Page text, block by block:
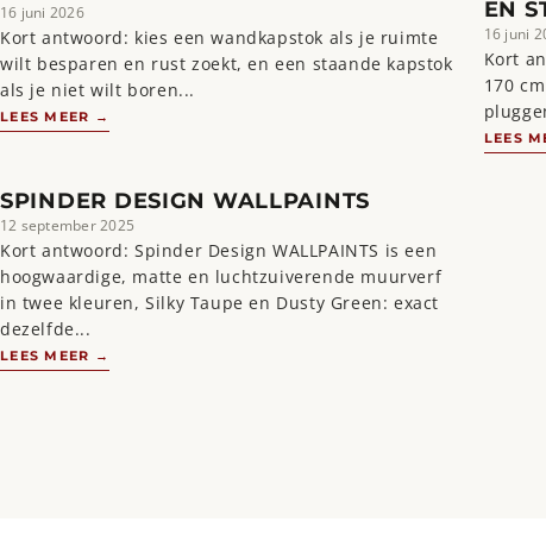
16 juni 2026
Kort antwoord: kies een wandkapstok als je ruimte
wilt besparen en rust zoekt, en een staande kapstok
als je niet wilt boren...
LEES MEER →
EN
16 juni
Kort
170
LEES
SPINDER DESIGN WALLPAINTS
12 september 2025
Kort antwoord: Spinder Design WALLPAINTS is een
hoogwaardige, matte en luchtzuiverende muurverf
in twee kleuren, Silky Taupe en Dusty Green: exact
dezelfde...
LEES MEER →